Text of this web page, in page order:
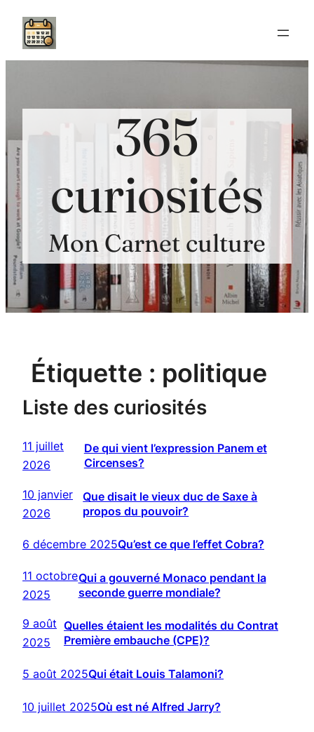
Aller
contenu
365
curiosités
Mon Carnet culture
Étiquette : politique
Liste des curiosités
11 juillet
2026
De qui vient l’expression Panem et
Circenses?
10 janvier
2026
Que disait le vieux duc de Saxe à
propos du pouvoir?
6 décembre 2025Qu’est ce que l’effet Cobra?
11 octobre
2025
Qui a gouverné Monaco pendant la
seconde guerre mondiale?
9 août
2025
Quelles étaient les modalités du Contrat
Première embauche (CPE)?
5 août 2025Qui était Louis Talamoni?
10 juillet 2025Où est né Alfred Jarry?